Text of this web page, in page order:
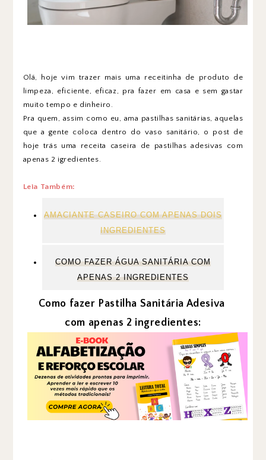
Olá, hoje vim trazer mais uma receitinha de produto de
limpeza, eficiente, eficaz, pra fazer em casa e sem gastar
muito tempo e dinheiro.
Pra quem, assim como eu, ama pastilhas sanitárias, aquelas
que a gente coloca dentro do vaso sanitário, o post de
hoje trás uma receita caseira de pastilhas adesivas com
apenas 2 igredientes.
Leia Também:
AMACIANTE CASEIRO COM APENAS DOIS
INGREDIENTES
COMO FAZER ÁGUA SANITÁRIA COM
APENAS 2 INGREDIENTES
Como fazer Pastilha Sanitária Adesiva
com apenas 2 ingredientes: